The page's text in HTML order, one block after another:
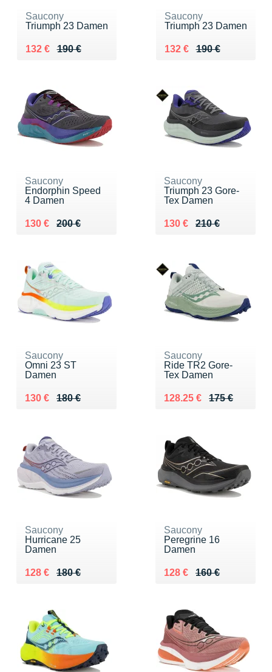
Saucony
Triumph 23 Damen
190 €
Au lieu de 190 €
132 €
Vendu 132 €
Saucony
Triumph 23 Damen
190 €
Au lieu de 190 €
132 €
Vendu 132 €
Saucony
Endorphin Speed
4 Damen
200 €
Au lieu de 200 €
130 €
Vendu 130 €
Saucony
Triumph 23 Gore-
Tex Damen
210 €
Au lieu de 210 €
130 €
Vendu 130 €
Saucony
Omni 23 ST
Damen
180 €
Au lieu de 180 €
130 €
Vendu 130 €
Saucony
Ride TR2 Gore-
Tex Damen
175 €
Au lieu de 175 €
128.25 €
Vendu 128.25 €
Saucony
Hurricane 25
Damen
180 €
Au lieu de 180 €
128 €
Vendu 128 €
Saucony
Peregrine 16
Damen
160 €
Au lieu de 160 €
128 €
Vendu 128 €